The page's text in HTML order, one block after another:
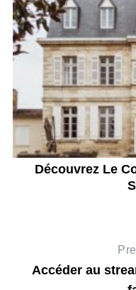
Découvrez Le
Accéder au